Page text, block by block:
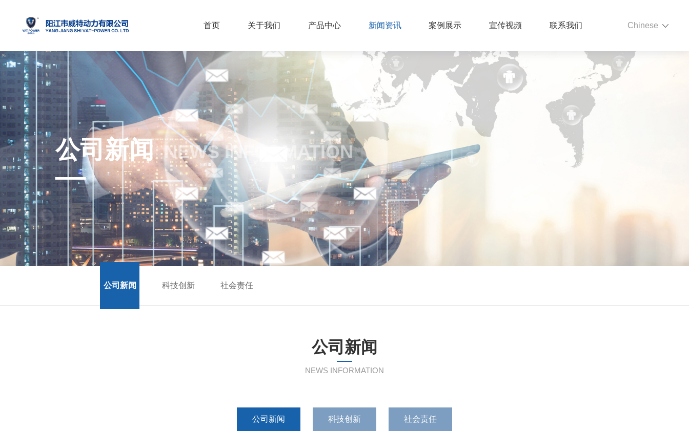
首页 关于我们 产品中心 新闻资讯 案例展示 宣传视频 联系我们 Chinese
公司新闻 NEWS INFORMATION
公司新闻 科技创新 社会责任
公司新闻
NEWS INFORMATION
公司新闻 科技创新 社会责任